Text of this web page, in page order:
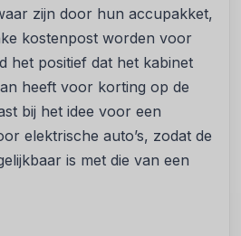
zijn door hun accupakket,
kostenpost worden voor
het positief dat het kabinet
heeft voor korting op de
bij het idee voor een
elektrische auto’s, zodat de
is met die van een